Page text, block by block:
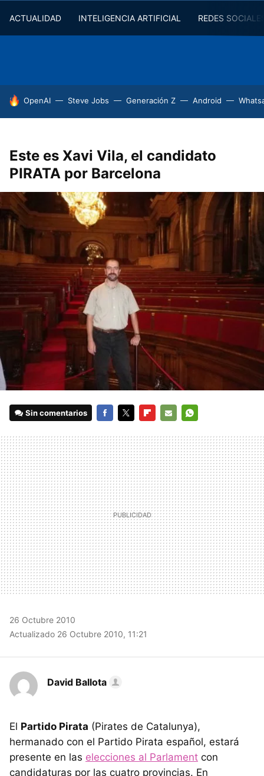
ACTUALIDAD INTELIGENCIA ARTIFICIAL REDES
HOY SE HABLA DE
OpenAI Steve Jobs Generación Z Android
Este es Xavi Vila, el candidato
PIRATA por Barcelona
Sin comentarios
MAIL
26 Octubre 2010
Actualizado 26 Octubre 2010, 11:21
David Ballota
El Partido Pirata (Pirates de Catalunya),
hermanado con el Partido Pirata español, estará
presente en las elecciones al Parlament con
candidaturas por las cuatro provincias. En